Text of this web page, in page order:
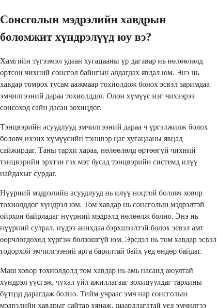
Сонсголын мэдрэлийн хавдрын
боломжит хүндрэлүүд юу вэ?
Хамгийн түгээмэл удаан хугацааны үр дагавар нь нөлөөлөлд
өртсөн чихний сонсгол байнгын алдагдах явдал юм. Энэ нь
хавдар томрох тусам аажмаар тохиолдож болох эсвэл заримдаа
эмчилгээний дараа тохиолддог. Олон хүмүүс нэг чихээрээ
сонсоход сайн дасан зохицдог.
Тэнцвэрийн асуудлууд эмчилгээний дараа ч үргэлжилж болох
боловч ихэнх хүмүүсийн тэнцвэр цаг хугацааны явцад
сайжирдаг. Таны тархи хараа, нөлөөлөлд өртөөгүй чихний
тэнцвэрийн эрхтэн гэх мэт бусад тэнцвэрийн системд илүү
найдахыг сурдаг.
Нүүрний мэдрэлийн асуудлууд нь илүү ноцтой боловч ховор
тохиолддог хүндрэл юм. Том хавдар нь сонсголын мэдрэлтэй
ойрхон байрладаг нүүрний мэдрэлд нөлөөлж болно. Энэ нь
нүүрний сулрал, нүдээ анихдаа бэрхшээлтэй болох эсвэл амт
өөрчлөгдөхөд хүргэж болзошгүй юм. Эрсдэл нь том хавдар эсвэл
тодорхой эмчилгээний арга барилтай байх үед өндөр байдаг.
Маш ховор тохиолдолд том хавдар нь амь насанд аюултай
хүндрэл үүсгэж, чухал үйл ажиллагааг зохицуулдаг тархины
бүтцэд дарагдаж болно. Тийм учраас эмч нар сонсголын
мэдрэлийн хавдрыг сайтар хянаж, шаардлагатай үед эмчилгээ